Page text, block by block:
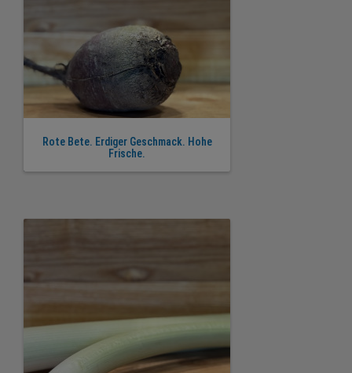
Rote Bete. Erdiger Geschmack. Hohe
Frische.